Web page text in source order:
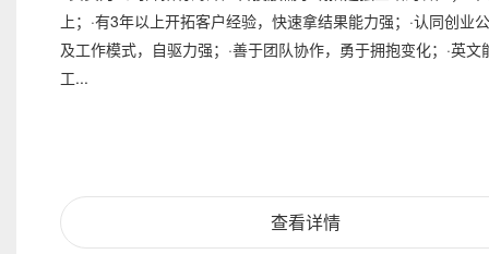
上；·有3年以上开拓客户经验，快速拿结果能力强；·认同创业
及工作模式，自驱力强；·善于团队协作，勇于拥抱变化；·英文
工...
查看详情